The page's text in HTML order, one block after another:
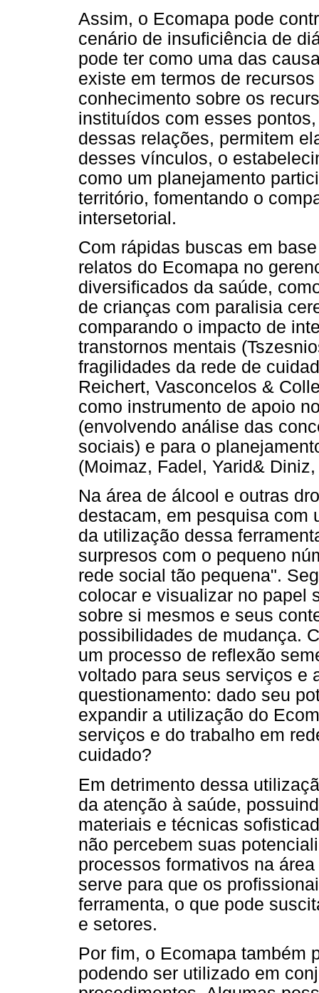
Assim, o Ecomapa pode
cenário de insuficiência de
pode ter como uma das
existe em termos de
conhecimento sobre os
instituídos com esses
dessas relações, permitem
desses vínculos, o
como um planejamento
território, fomentando o
intersetorial.
Com rápidas buscas em
relatos do Ecomapa no
diversificados da saúde,
de crianças com paralisia
comparando o impacto de
transtornos mentais
fragilidades da rede de
Reichert, Vasconcelos &
como instrumento de apoio
(envolvendo análise das
sociais) e para o
(Moimaz, Fadel, Yarid& Diniz,
Na área de álcool e outras
destacam, em pesquisa com
da utilização dessa
surpresos com o pequeno
rede social tão pequena".
colocar e visualizar no papel
sobre si mesmos e seus
possibilidades de mudança.
um processo de reflexão
voltado para seus serviços e
questionamento: dado seu
expandir a utilização do
serviços e do trabalho em
cuidado?
Em detrimento dessa
da atenção à saúde,
materiais e técnicas
não percebem suas
processos formativos na
serve para que os
ferramenta, o que pode
e setores.
Por fim, o Ecomapa também
podendo ser utilizado em